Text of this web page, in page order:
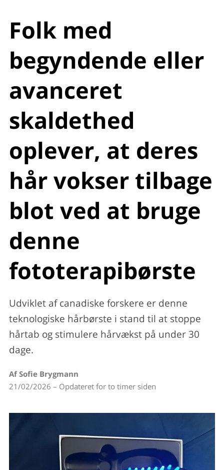
Folk med
begyndende eller
avanceret
skaldethed
oplever, at deres
hår vokser tilbage
blot ved at bruge
denne
fototerapibørste
Udviklet af canadiske forskere er denne
teknologiske hårbørste i stand til at stoppe
hårtab og stimulere hårvækst på under 30
dage.
Af Sofie Brygmann
21/02/2026 – Opdateret for to timer siden